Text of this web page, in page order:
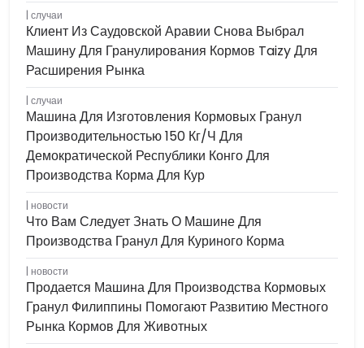
случаи
Клиент Из Саудовской Аравии Снова Выбрал
Машину Для Гранулирования Кормов Taizy Для
Расширения Рынка
случаи
Машина Для Изготовления Кормовых Гранул
Производительностью 150 Кг/ч Для
Демократической Республики Конго Для
Производства Корма Для Кур
новости
Что Вам Следует Знать О Машине Для
Производства Гранул Для Куриного Корма
новости
Продается Машина Для Производства Кормовых
Гранул Филиппины Помогают Развитию Местного
Рынка Кормов Для Животных